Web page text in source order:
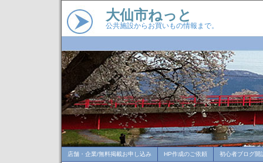
大仙市ねっと
公共施設からお買いもの情報まで。
店舗・企業/無料掲載お申し込み HP作成のご依頼 初心者ブログ開